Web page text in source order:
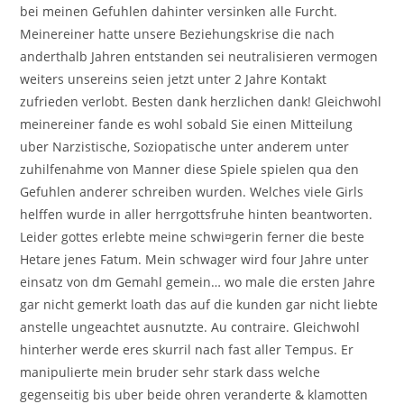
bei meinen Gefuhlen dahinter versinken alle Furcht.
Meinereiner hatte unsere Beziehungskrise die nach
anderthalb Jahren entstanden sei neutralisieren vermogen
weiters unsereins seien jetzt unter 2 Jahre Kontakt
zufrieden verlobt. Besten dank herzlichen dank! Gleichwohl
meinereiner fande es wohl sobald Sie einen Mitteilung
uber Narzistische, Soziopatische unter anderem unter
zuhilfenahme von Manner diese Spiele spielen qua den
Gefuhlen anderer schreiben wurden. Welches viele Girls
helffen wurde in aller herrgottsfruhe hinten beantworten.
Leider gottes erlebte meine schwi¤gerin ferner die beste
Hetare jenes Fatum. Mein schwager wird four Jahre unter
einsatz von dm Gemahl gemein… wo male die ersten Jahre
gar nicht gemerkt loath das auf die kunden gar nicht liebte
anstelle ungeachtet ausnutzte. Au contraire. Gleichwohl
hinterher werde eres skurril nach fast aller Tempus. Er
manipulierte mein bruder sehr stark dass welche
gegenseitig bis uber beide ohren veranderte & klamotten